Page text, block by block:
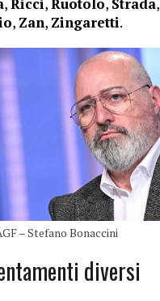
,Ricci,Ruotolo, Strada,
, Zan, Zingaretti.
– Stefano Bonaccini
diversi